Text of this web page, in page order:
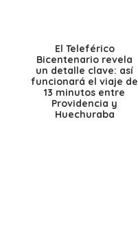
El Teleférico
Bicentenario revela
un detalle clave: así
funcionará el viaje de
13 minutos entre
Providencia y
Huechuraba